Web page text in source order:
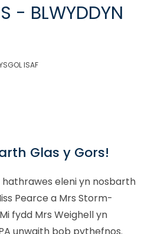
- BLWYDDYN
ISAF
Glas y Gors!
hathrawes eleni yn nosbarth
Pearce a Mrs Storm-
fydd Mrs Weighell yn
unwaith bob pythefnos.